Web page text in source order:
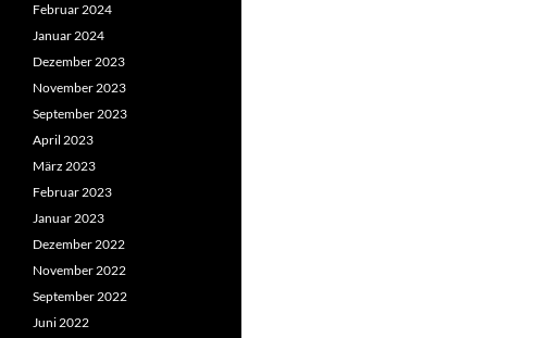
Februar 2024
Januar 2024
Dezember 2023
November 2023
September 2023
April 2023
März 2023
Februar 2023
Januar 2023
Dezember 2022
November 2022
September 2022
Juni 2022